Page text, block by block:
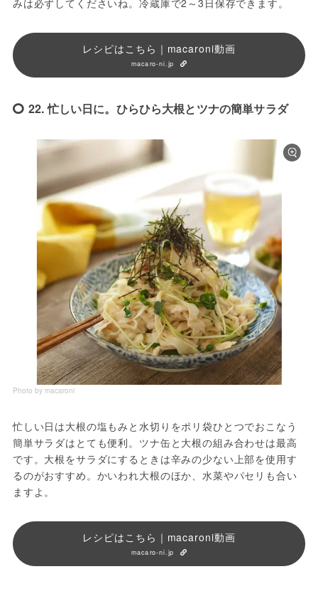
みは必ずしてくださいね。冷蔵庫で2～3日保存できます。
レシピはこちら｜macaroni動画
macaro-ni.jp
22. 忙しい日に。ひらひら大根とツナの簡単サラダ
Photo by macaroni
忙しい日は大根の塩もみと水切りをポリ袋ひとつでおこなう
簡単サラダはとても便利。ツナ缶と大根の組み合わせは最高
です。大根をサラダにするときは辛みの少ない上部を使用す
るのがおすすめ。かいわれ大根のほか、水菜やパセリも合い
ますよ。
レシピはこちら｜macaroni動画
macaro-ni.jp